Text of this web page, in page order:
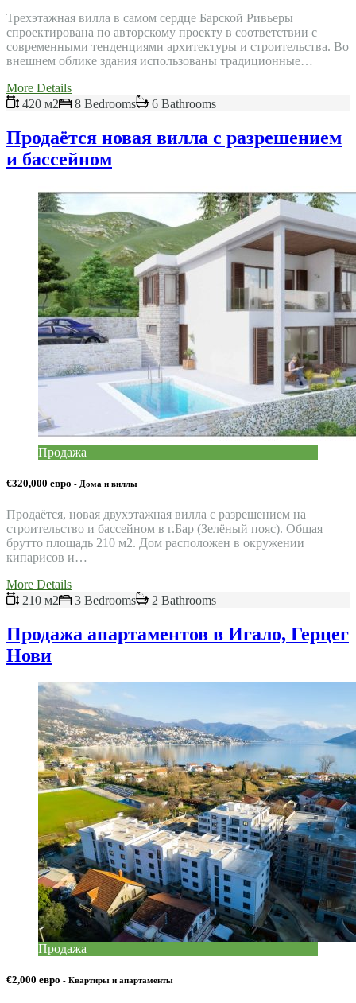
Трехэтажная вилла в самом сердце Барской Ривьеры
спроектирована по авторскому проекту в соответствии с
современными тенденциями архитектуры и строительства. Во
внешнем облике здания использованы традиционные…
More Details
420 м2
8 Bedrooms 6 Bathrooms
Продаётся новая вилла с разрешением
и бассейном
Продажа
€320,000 евро - Дома и виллы
Продаётся, новая двухэтажная вилла с разрешением на
строительство и бассейном в г.Бар (Зелёный пояс). Общая
брутто площадь 210 м2. Дом расположен в окружении
кипарисов и…
More Details
210 м2
3 Bedrooms 2 Bathrooms
Продажа апартаментов в Игало, Герцег
Нови
Продажа
€2,000 евро - Квартиры и апартаменты